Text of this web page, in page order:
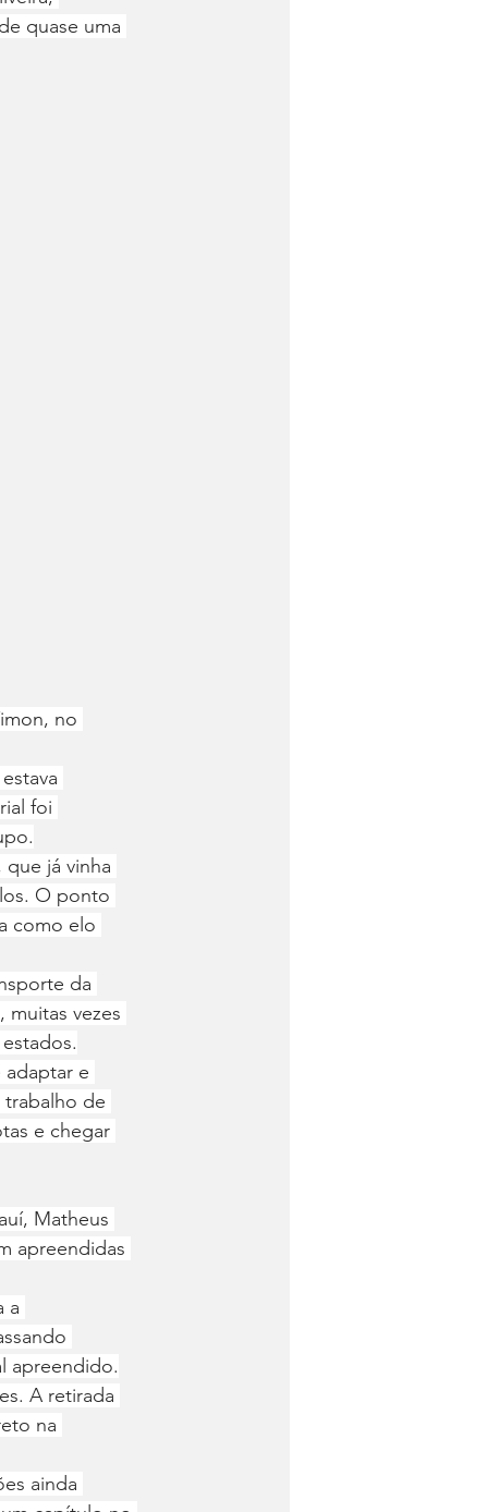
quase uma
no
foi
já vinha
O ponto
como elo
da
vezes
e
trabalho de
e chegar
Matheus
apreendidas
a
apreendido.
A retirada
na
ainda